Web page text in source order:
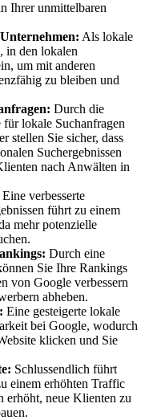
Ihrer unmittelbaren
Als lokale
in den lokalen
um mit anderen
zu bleiben und
Durch die
lokale Suchanfragen
stellen Sie sicher, dass
Suchergebnissen
nach Anwälten in
Eine verbesserte
führt zu einem
mehr potenzielle
Durch eine
Sie Ihre Rankings
von Google verbessern
abheben.
Eine gesteigerte lokale
bei Google, wodurch
klicken und Sie
Schlussendlich führt
einem erhöhten Traffic
erhöht, neue Klienten zu